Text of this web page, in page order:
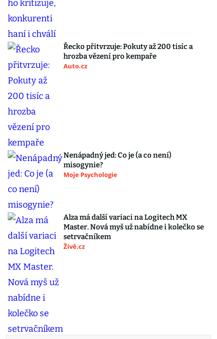
Řecko přitvrzuje: Pokuty až 200 tisíc a
hrozba vězení pro kempaře
Auto.cz
Nenápadný jed: Co je (a co není)
misogynie?
Moje Psychologie
Alza má další variaci na Logitech MX
Master. Nová myš už nabídne i kolečko se
setrvačníkem
Živě.cz